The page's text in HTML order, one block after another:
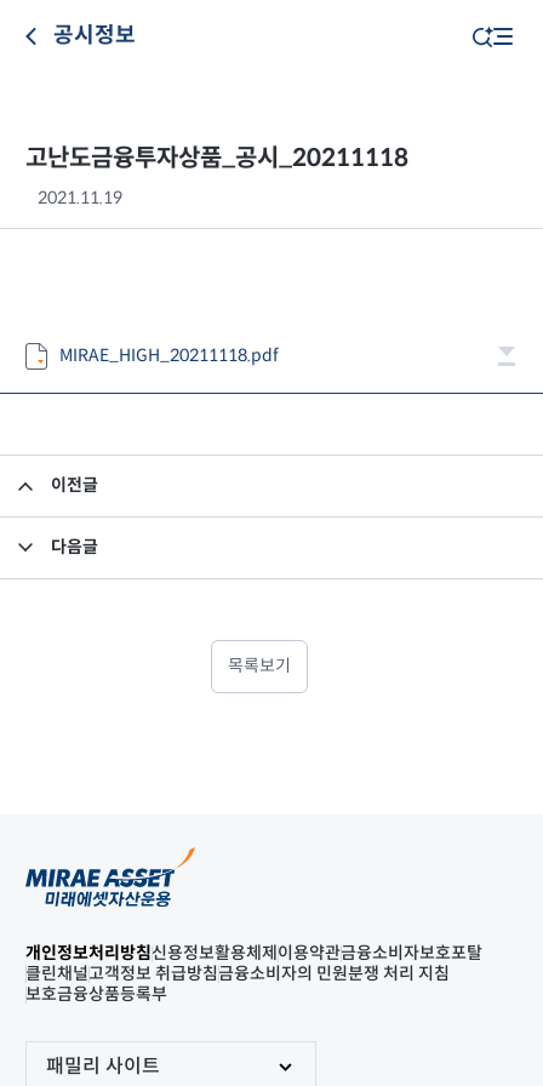
공시정보
고난도금융투자상품_공시_20211118
2021.11.19
MIRAE_HIGH_20211118.pdf
이전글
다음글
목록보기
개인정보처리방침신용정보활용체제 이용약관금융소비자보호포탈
클린채널고객정보 취급방침금융소비자의 민원분쟁 처리 지침
보호금융상품등록부
패밀리 사이트